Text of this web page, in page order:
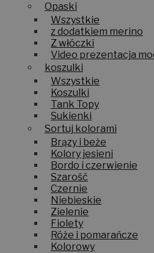
Opaski
Wszystkie
z dodatkiem merino
Z włóczki
Video prezentacja
koszulki
Wszystkie
Koszulki
Tank Topy
Sukienki
Sortuj kolorami
Brązy i beże
Kolory jesieni
Bordo i czerwienie
Szarość
Czernie
Niebieskie
Zielenie
Fiolety
Róże i pomarańcze
Kolorowy